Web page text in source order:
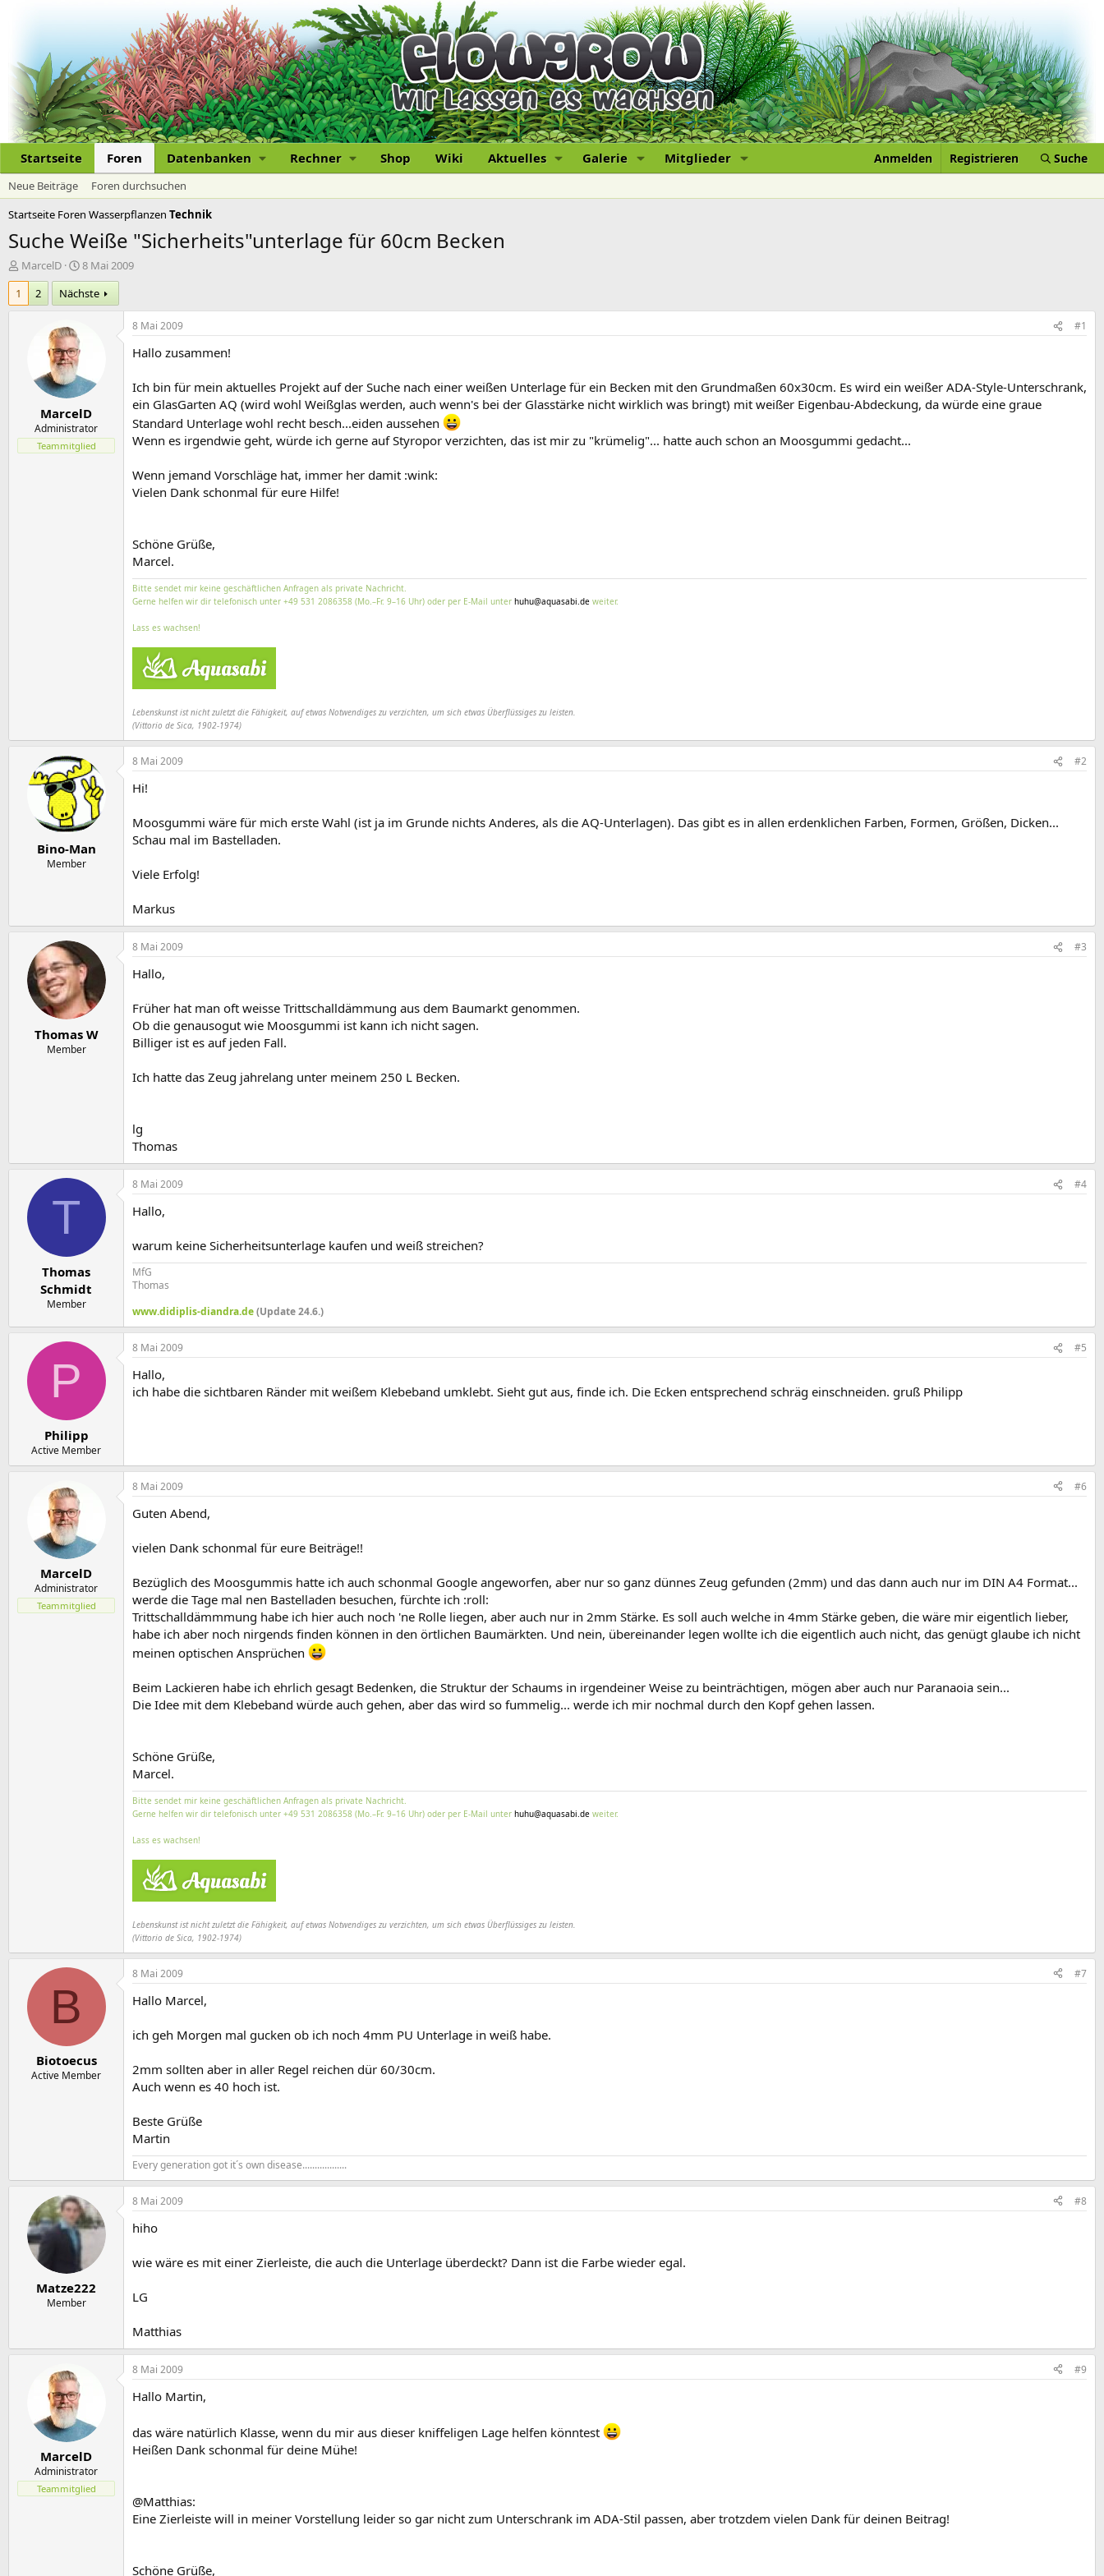
Startseite Foren Datenbanken Rechner Shop Wiki Aktuelles Galerie Mitglieder Anmelden Registrieren Suche
Neue Beiträge
Foren durchsuchen
Startseite Foren Wasserpflanzen Technik
Suche Weiße "Sicherheits"unterlage für 60cm Becken
E
r
t
MarcelD
E
r
s
t
a
m
8 Mai 2009
1
2 Nächste
MarcelD
Administrator
Teammitglied
8 Mai 2009 #1
Hallo zusammen!
Ich bin für mein aktuelles Projekt auf der Suche nach einer weißen Unterlage für ein Becken mit den Grundmaßen 60x30cm. Es wird ein weißer ADA-Style-Unterschrank,
ein GlasGarten AQ (wird wohl Weißglas werden, auch wenn's bei der Glasstärke nicht wirklich was bringt) mit weißer Eigenbau-Abdeckung, da würde eine graue
Standard Unterlage wohl recht besch...eiden aussehen
Wenn es irgendwie geht, würde ich gerne auf Styropor verzichten, das ist mir zu "krümelig"... hatte auch schon an Moosgummi gedacht...
Wenn jemand Vorschläge hat, immer her damit :wink:
Vielen Dank schonmal für eure Hilfe!
Schöne Grüße,
Marcel.
Bitte sendet mir keine geschäftlichen Anfragen als private Nachricht.
Gerne helfen wir dir telefonisch unter +49 531 2086358 (Mo.–Fr. 9–16 Uhr) oder per E-Mail unter huhu@aquasabi.de weiter.
Lass es wachsen!
Lebenskunst ist nicht zuletzt die Fähigkeit, auf etwas Notwendiges zu verzichten, um sich etwas Überflüssiges zu leisten.
(Vittorio de Sica, 1902-1974)
Bino-Man
Member
8 Mai 2009 #2
Hi!
Moosgummi wäre für mich erste Wahl (ist ja im Grunde nichts Anderes, als die AQ-Unterlagen). Das gibt es in allen erdenklichen Farben, Formen, Größen, Dicken...
Schau mal im Bastelladen.
Viele Erfolg!
Markus
Thomas W
Member
8 Mai 2009 #3
Hallo,
Früher hat man oft weisse Trittschalldämmung aus dem Baumarkt genommen.
Ob die genausogut wie Moosgummi ist kann ich nicht sagen.
Billiger ist es auf jeden Fall.
Ich hatte das Zeug jahrelang unter meinem 250 L Becken.
lg
Thomas
T
Thomas
Schmidt
Member
8 Mai 2009 #4
Hallo,
warum keine Sicherheitsunterlage kaufen und weiß streichen?
MfG
Thomas
www.didiplis-diandra.de(Update 24.6.)
P
Philipp
Active Member
8 Mai 2009 #5
Hallo,
ich habe die sichtbaren Ränder mit weißem Klebeband umklebt. Sieht gut aus, finde ich. Die Ecken entsprechend schräg einschneiden. gruß Philipp
MarcelD
Administrator
Teammitglied
8 Mai 2009 #6
Guten Abend,
vielen Dank schonmal für eure Beiträge!!
Bezüglich des Moosgummis hatte ich auch schonmal Google angeworfen, aber nur so ganz dünnes Zeug gefunden (2mm) und das dann auch nur im DIN A4 Format...
werde die Tage mal nen Bastelladen besuchen, fürchte ich :roll:
Trittschalldämmmung habe ich hier auch noch 'ne Rolle liegen, aber auch nur in 2mm Stärke. Es soll auch welche in 4mm Stärke geben, die wäre mir eigentlich lieber,
habe ich aber noch nirgends finden können in den örtlichen Baumärkten. Und nein, übereinander legen wollte ich die eigentlich auch nicht, das genügt glaube ich nicht
meinen optischen Ansprüchen
Beim Lackieren habe ich ehrlich gesagt Bedenken, die Struktur der Schaums in irgendeiner Weise zu beinträchtigen, mögen aber auch nur Paranaoia sein...
Die Idee mit dem Klebeband würde auch gehen, aber das wird so fummelig... werde ich mir nochmal durch den Kopf gehen lassen.
Schöne Grüße,
Marcel.
Bitte sendet mir keine geschäftlichen Anfragen als private Nachricht.
Gerne helfen wir dir telefonisch unter +49 531 2086358 (Mo.–Fr. 9–16 Uhr) oder per E-Mail unter huhu@aquasabi.de weiter.
Lass es wachsen!
Lebenskunst ist nicht zuletzt die Fähigkeit, auf etwas Notwendiges zu verzichten, um sich etwas Überflüssiges zu leisten.
(Vittorio de Sica, 1902-1974)
B
Biotoecus
Active Member
8 Mai 2009 #7
Hallo Marcel,
ich geh Morgen mal gucken ob ich noch 4mm PU Unterlage in weiß habe.
2mm sollten aber in aller Regel reichen dür 60/30cm.
Auch wenn es 40 hoch ist.
Beste Grüße
Martin
Every generation got it´s own disease..................
Matze222
Member
8 Mai 2009 #8
hiho
wie wäre es mit einer Zierleiste, die auch die Unterlage überdeckt? Dann ist die Farbe wieder egal.
LG
Matthias
MarcelD
Administrator
Teammitglied
8 Mai 2009 #9
Hallo Martin,
das wäre natürlich Klasse, wenn du mir aus dieser kniffeligen Lage helfen könntest
Heißen Dank schonmal für deine Mühe!
@Matthias:
Eine Zierleiste will in meiner Vorstellung leider so gar nicht zum Unterschrank im ADA-Stil passen, aber trotzdem vielen Dank für deinen Beitrag!
Schöne Grüße,